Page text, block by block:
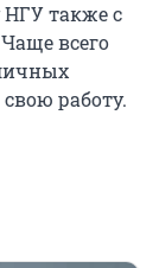
также с
всего
работу.